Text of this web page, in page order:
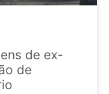
de ex-
de